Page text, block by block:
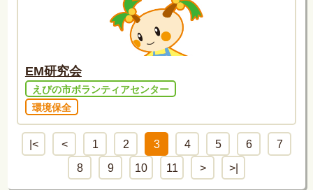
EM研究会
えびの市ボランティアセンター
環境保全
|< < 1 2 3 4 5 6
7
8
9 10 11 > >|